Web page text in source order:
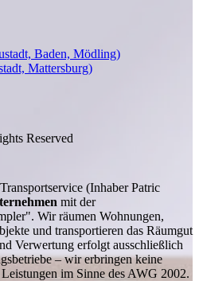
Baden, Mödling)
Mattersburg)
Reserved
(Inhaber Patric
mit der
Wir räumen Wohnungen,
und transportieren das Räumgut
Verwertung erfolgt ausschließlich
– wir erbringen keine
im Sinne des AWG 2002.